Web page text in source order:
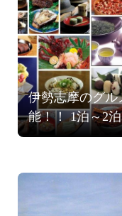
伊勢志摩のグル
能！！ 1泊～2